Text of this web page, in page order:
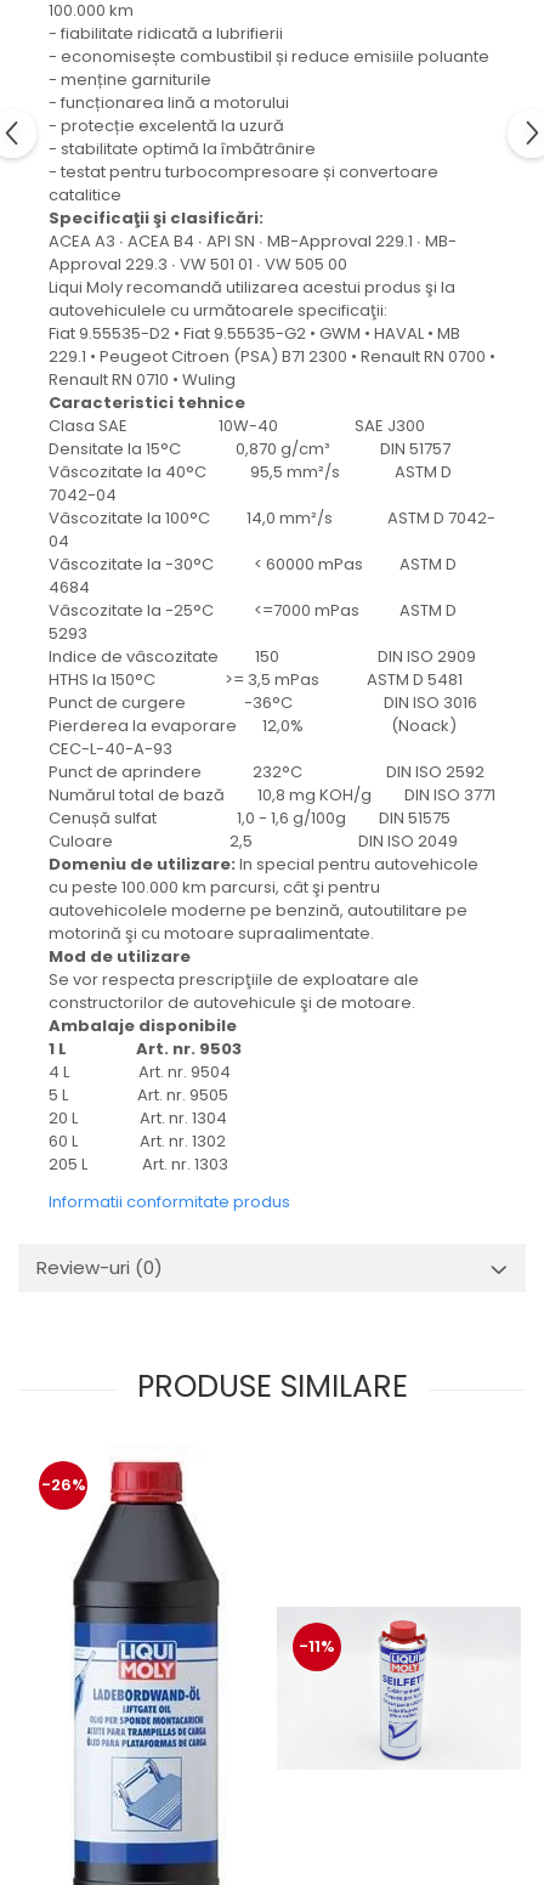
Grup electropompa
Bolturi, role si bucsi
MAMMUT LIFT
Mecanice
Electrice
Hidraulice
Motor electric si pompa hidraulica
Cilindru hidraulic si protectie
burduf
ERHEL - HYDRIS
Hidraulice
Electrice
Mecanice
Role, bucse si bolturi
Motoras electric si pompa
Cilindri si burdufuri protectie
Consumabile
100.000 km
- fiabilitate ridicată a lubrifierii
- economisește combustibil și reduce emisiile poluante
- menține garniturile
- funcționarea lină a motorului
- protecție excelentă la uzură
- stabilitate optimă la îmbătrânire
- testat pentru turbocompresoare și convertoare
catalitice
Specificaţii şi clasificări:
ACEA A3 ∙ ACEA B4 ∙ API SN ∙ MB-Approval 229.1 ∙ MB-
Approval 229.3 ∙ VW 501 01 ∙ VW 505 00
Liqui Moly recomandă utilizarea acestui produs şi la
autovehiculele cu următoarele specificaţii:
Fiat 9.55535-D2 • Fiat 9.55535-G2 • GWM • HAVAL • MB
229.1 • Peugeot Citroen (PSA) B71 2300 • Renault RN 0700 •
Renault RN 0710 • Wuling
Caracteristici tehnice
Clasa SAE 10W-40 SAE J300
Densitate la 15°C 0,870 g/cm³ DIN 51757
Vâscozitate la 40°C 95,5 mm²/s ASTM D
7042-04
Vâscozitate la 100°C 14,0 mm²/s ASTM D 7042-
04
Vâscozitate la -30°C < 60000 mPas ASTM D
4684
Vâscozitate la -25°C <=7000 mPas ASTM D
5293
Indice de vâscozitate 150 DIN ISO 2909
HTHS la 150°C >= 3,5 mPas ASTM D 5481
Punct de curgere -36°C DIN ISO 3016
Pierderea la evaporare 12,0% (Noack)
CEC-L-40-A-93
Punct de aprindere 232°C DIN ISO 2592
Numărul total de bază 10,8 mg KOH/g DIN ISO 3771
Cenușă sulfat 1,0 - 1,6 g/100g DIN 51575
Culoare 2,5 DIN ISO 2049
Domeniu de utilizare: In special pentru autovehicole
cu peste 100.000 km parcursi, cât şi pentru
autovehicolele moderne pe benzină, autoutilitare pe
motorină şi cu motoare supraalimentate.
Mod de utilizare
Se vor respecta prescripţiile de exploatare ale
constructorilor de autovehicule şi de motoare.
Ambalaje disponibile
1 L Art. nr. 9503
4 L Art. nr. 9504
5 L Art. nr. 9505
20 L Art. nr. 1304
60 L Art. nr. 1302
205 L Art. nr. 1303
Informatii conformitate produs
Review-uri (0)
PRODUSE SIMILARE
-26%
-11%